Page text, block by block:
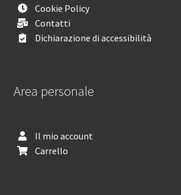
Cookie Policy
Contatti
Dichiarazione di accessibilità
Area personale
Il mio account
Carrello